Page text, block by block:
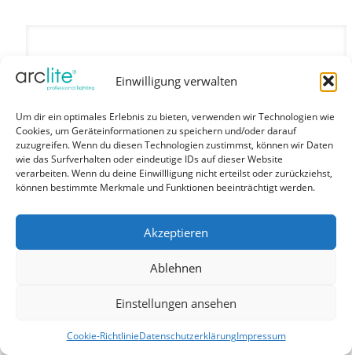
Einwilligung verwalten
Um dir ein optimales Erlebnis zu bieten, verwenden wir Technologien wie
Cookies, um Geräteinformationen zu speichern und/oder darauf
zuzugreifen. Wenn du diesen Technologien zustimmst, können wir Daten
wie das Surfverhalten oder eindeutige IDs auf dieser Website
verarbeiten. Wenn du deine Einwillligung nicht erteilst oder zurückziehst,
können bestimmte Merkmale und Funktionen beeinträchtigt werden.
Akzeptieren
Ablehnen
Einstellungen ansehen
Cookie-RichtlinieDatenschutzerklärungImpressum